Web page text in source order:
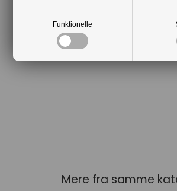
Funktionelle
Mere fra samme